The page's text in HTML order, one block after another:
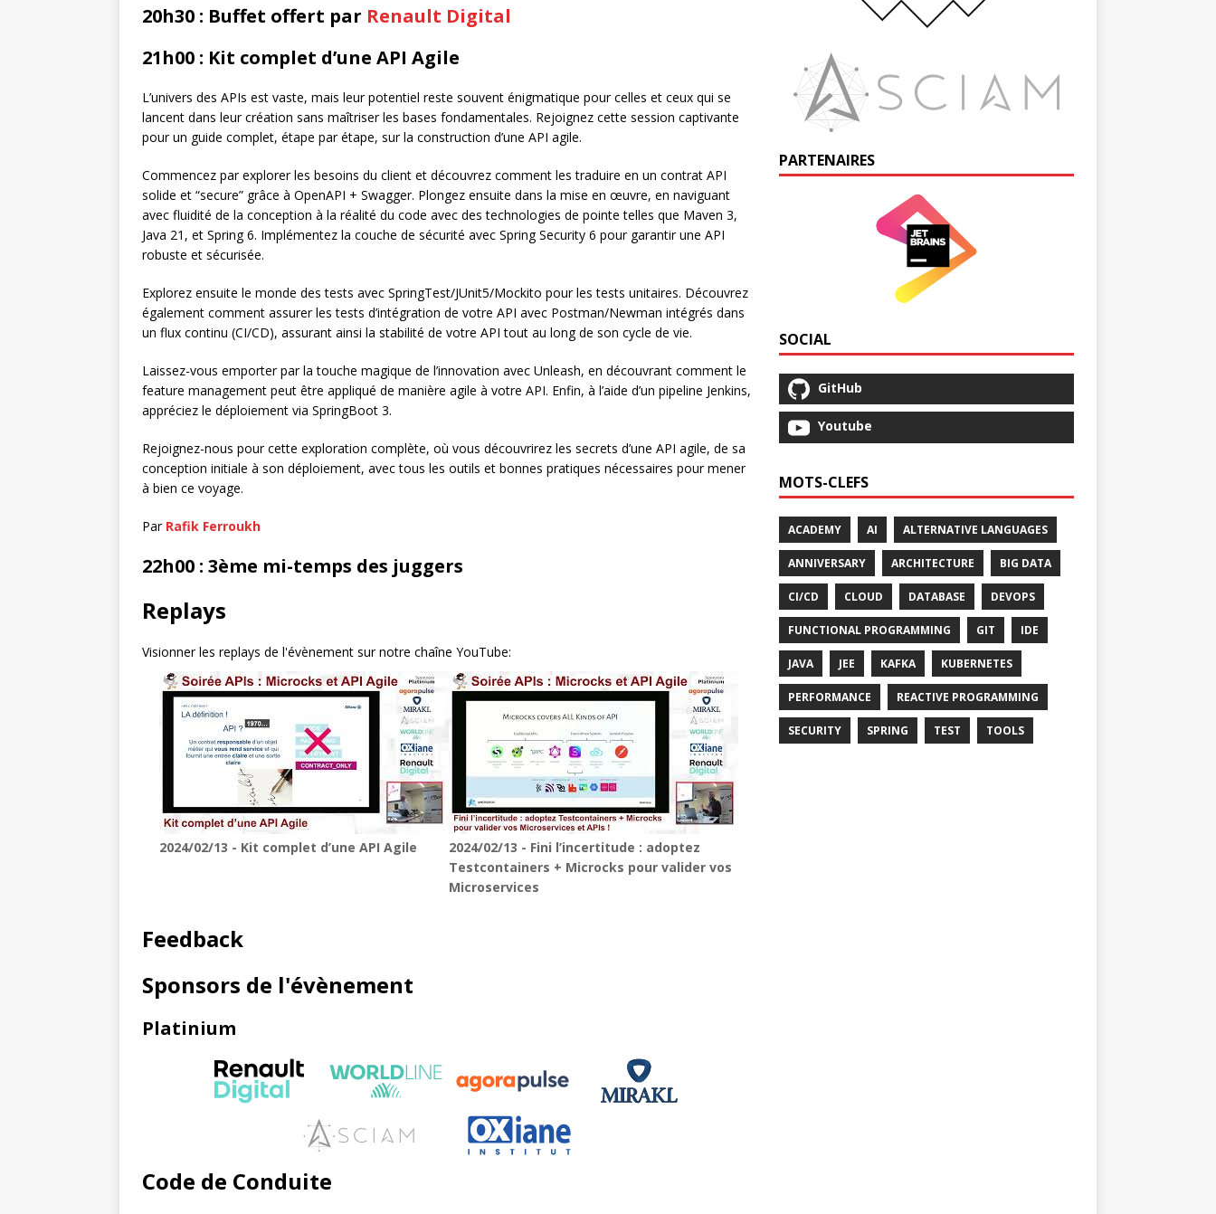
20h30 : Buffet offert par Renault Digital
21h00 : Kit complet d’une API Agile
L’univers des APIs est vaste, mais leur potentiel reste souvent énigmatique pour celles et ceux qui se
lancent dans leur création sans maîtriser les bases fondamentales. Rejoignez cette session captivante
pour un guide complet, étape par étape, sur la construction d’une API agile.
Commencez par explorer les besoins du client et découvrez comment les traduire en un contrat API
solide et “secure” grâce à OpenAPI + Swagger. Plongez ensuite dans la mise en œuvre, en naviguant
avec fluidité de la conception à la réalité du code avec des technologies de pointe telles que Maven 3,
Java 21, et Spring 6. Implémentez la couche de sécurité avec Spring Security 6 pour garantir une API
robuste et sécurisée.
Explorez ensuite le monde des tests avec SpringTest/JUnit5/Mockito pour les tests unitaires. Découvrez
également comment assurer les tests d’intégration de votre API avec Postman/Newman intégrés dans
un flux continu (CI/CD), assurant ainsi la stabilité de votre API tout au long de son cycle de vie.
Laissez-vous emporter par la touche magique de l’innovation avec Unleash, en découvrant comment le
feature management peut être appliqué de manière agile à votre API. Enfin, à l’aide d’un pipeline Jenkins,
appréciez le déploiement via SpringBoot 3.
Rejoignez-nous pour cette exploration complète, où vous découvrirez les secrets d’une API agile, de sa
conception initiale à son déploiement, avec tous les outils et bonnes pratiques nécessaires pour mener
à bien ce voyage.
Par Rafik Ferroukh
22h00 : 3ème mi-temps des juggers
Replays
Visionner les replays de l'évènement sur notre chaîne YouTube:
2024/02/13 - Kit complet d’une API Agile
2024/02/13 - Fini l’incertitude : adoptez
Testcontainers + Microcks pour valider vos
Microservices
Feedback
Sponsors de l'évènement
Platinium
Code de Conduite
PARTENAIRES
SOCIAL
GitHub
Youtube
MOTS-CLEFS
ACADEMY AI ALTERNATIVE LANGUAGES
ANNIVERSARY ARCHITECTURE BIG DATA
CI/CD CLOUD DATABASE DEVOPS
FUNCTIONAL PROGRAMMING GIT IDE
JAVA JEE KAFKA KUBERNETES
PERFORMANCE REACTIVE PROGRAMMING
SECURITY SPRING TEST TOOLS